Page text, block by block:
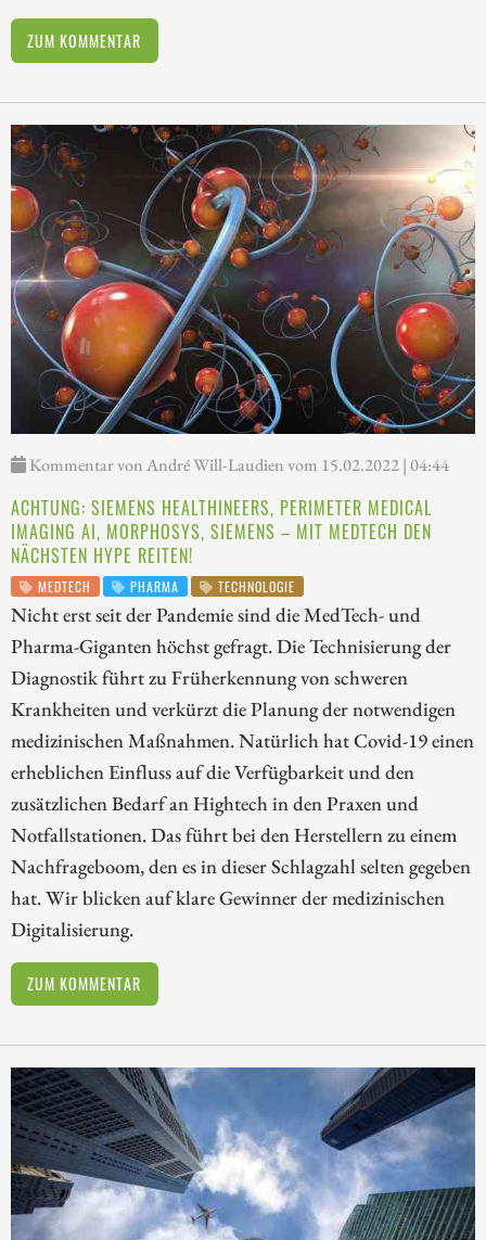
ZUM KOMMENTAR
Kommentar von André Will-Laudien vom 15.02.2022 | 04:44
ACHTUNG: SIEMENS HEALTHINEERS, PERIMETER MEDICAL
IMAGING AI, MORPHOSYS, SIEMENS – MIT MEDTECH DEN
NÄCHSTEN HYPE REITEN!
MEDTECH PHARMA TECHNOLOGIE
Nicht erst seit der Pandemie sind die MedTech- und
Pharma-Giganten höchst gefragt. Die Technisierung der
Diagnostik führt zu Früherkennung von schweren
Krankheiten und verkürzt die Planung der notwendigen
medizinischen Maßnahmen. Natürlich hat Covid-19 einen
erheblichen Einfluss auf die Verfügbarkeit und den
zusätzlichen Bedarf an Hightech in den Praxen und
Notfallstationen. Das führt bei den Herstellern zu einem
Nachfrageboom, den es in dieser Schlagzahl selten gegeben
hat. Wir blicken auf klare Gewinner der medizinischen
Digitalisierung.
ZUM KOMMENTAR